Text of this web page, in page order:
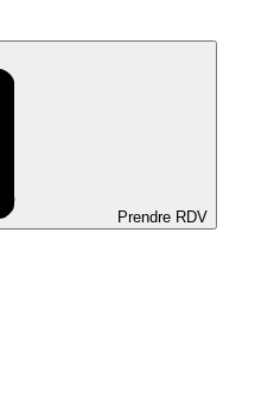
Prendre RDV